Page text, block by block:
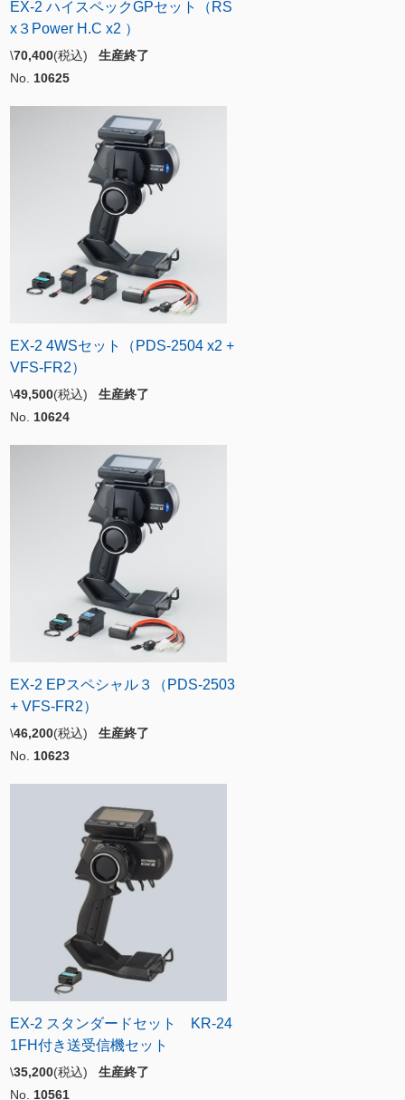
EX-2 ハイスペックGPセット（RS
x３Power H.C x2 ）
\70,400(税込) 生産終了
No. 10625
EX-2 4WSセット（PDS-2504 x2 +
VFS-FR2）
\49,500(税込) 生産終了
No. 10624
EX-2 EPスペシャル３（PDS-2503
+ VFS-FR2）
\46,200(税込) 生産終了
No. 10623
EX-2 スタンダードセット KR-24
1FH付き送受信機セット
\35,200(税込) 生産終了
No. 10561